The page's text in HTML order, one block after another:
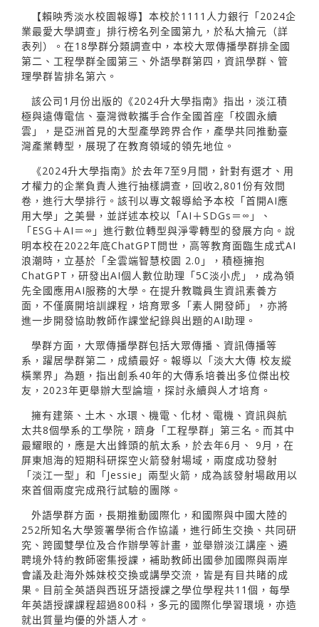
【賴映秀淡水校園報導】本校於1111人力銀行「2024企
業最愛大學調查」排行榜名列全國第九，於私大掄元（詳
表列）。在18學群分類調查中，本校大眾傳播學群排全國
第二、工程學群全國第三、外語學群第四，資訊學群、管
理學群皆排名第六。
該公司1月份出版的《2024升大學指南》指出，淡江積
極與遠傳電信、臺灣微軟攜手合作全國首座「校園永續
雲」，是亞洲首見的大型產學跨界合作，產學共同推動臺
灣產業轉型，展現了在教育領域的領先地位。
《2024升大學指南》於去年7至9月間，針對有選才、用
才權力的企業負責人進行抽樣調查，回收2,801份有效問
卷，進行大學排行。該刊以專文報導給予本校「首開AI應
用大學」之美譽，並詳述本校以「AI＋SDGs＝∞」、
「ESG＋AI＝∞」進行數位轉型與淨零轉型的發展方向。說
明本校在2022年底ChatGPT問世，高等教育面臨生成式AI
浪潮時，立基於「全雲端智慧校園 2.0」，積極擁抱
ChatGPT，研發出AI個人數位助理「5C淡小虎」，成為領
先全國應用AI服務的大學。在提升教職員生資訊素養方
面，不僅廣開培訓課程，培育眾多「素人開發師」，亦將
進一步開發協助教師作課堂紀錄與出題的AI助理。
學群方面，大眾傳播學群包括大眾傳播、資訊傳播等
系，躍居學群第二，成績最好。報導以「淡大大傳 校友縱
橫業界」為題，指出創系40年的大傳系培養出多位傑出校
友，2023年更舉辦大型論壇，探討永續與人才培育。
擁有建築、土木、水環、機電、化材、電機、資訊與航
太共8個學系的工學院，躋身「工程學群」第三名。而其中
最耀眼的，應是大出鋒頭的航太系，於去年6月、 9月，在
屏東旭海的短期科研探空火箭發射場域，兩度成功發射
「淡江一型」和「Jessie」兩型火箭，成為該發射場啟用以
來首個兩度完成飛行試驗的團隊。
外語學群方面，長期推動國際化，和國際與中國大陸的
252所知名大學簽署學術合作協議，進行師生交換、共同研
究、跨國雙學位及合作辦學等計畫，並舉辦淡江講座、遴
聘境外特約教師密集授課，補助教師出國參加國際與兩岸
會議及赴海外姊妹校交換或講學交流，皆是有目共睹的成
果。目前全英語與西班牙語授課之學位學程共11個，每學
年英語授課課程超過800科，多元的國際化學習環境，亦造
就出質量均優的外語人才。